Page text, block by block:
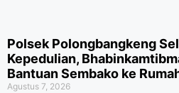
Polsek Polongbangkeng
Kepedulian,
Bantuan Sembako ke
Agustus 7, 2026